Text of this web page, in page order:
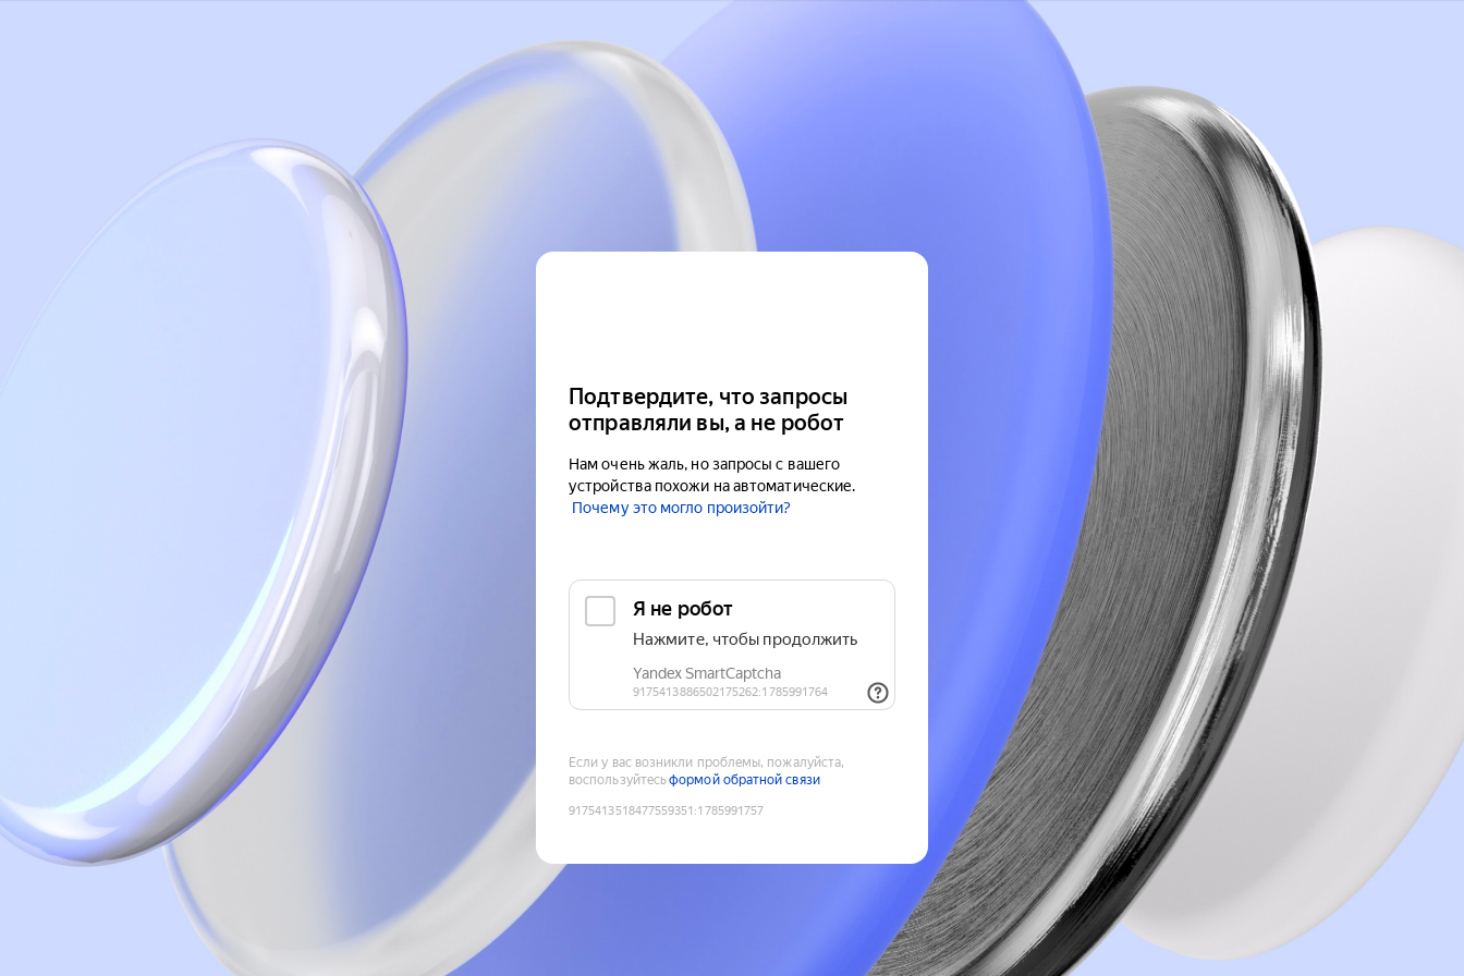
Подтвердите, что запросы
отправляли вы, а не робот
Нам очень жаль, но запросы с вашего
устройства похожи на автоматические.
Почему это могло произойти?
Если у вас возникли проблемы, пожалуйста,
воспользуйтесьформой обратной связи
9175413518477559351 :1785991757